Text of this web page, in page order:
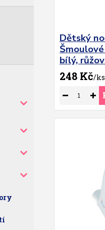
Dětský
bílý,
248 Kč/ks